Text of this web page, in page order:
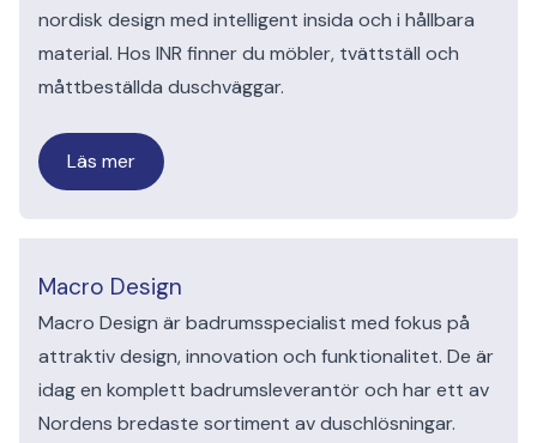
nordisk design med intelligent insida och i hållbara
material. Hos INR finner du möbler, tvättställ och
måttbeställda duschväggar.
Läs mer
Macro Design
Macro Design är badrumsspecialist med fokus på
attraktiv design, innovation och funktionalitet. De är
idag en komplett badrumsleverantör och har ett av
Nordens bredaste sortiment av duschlösningar.